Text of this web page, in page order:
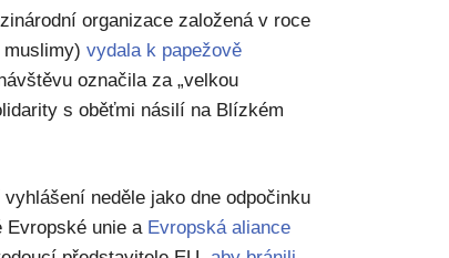
organizace založená v roce
muslimy)vydala k papežově
označila za „velkou
s oběťmi násilí na Blízkém
neděle jako dne odpočinku
Evropské unie a Evropská aliance